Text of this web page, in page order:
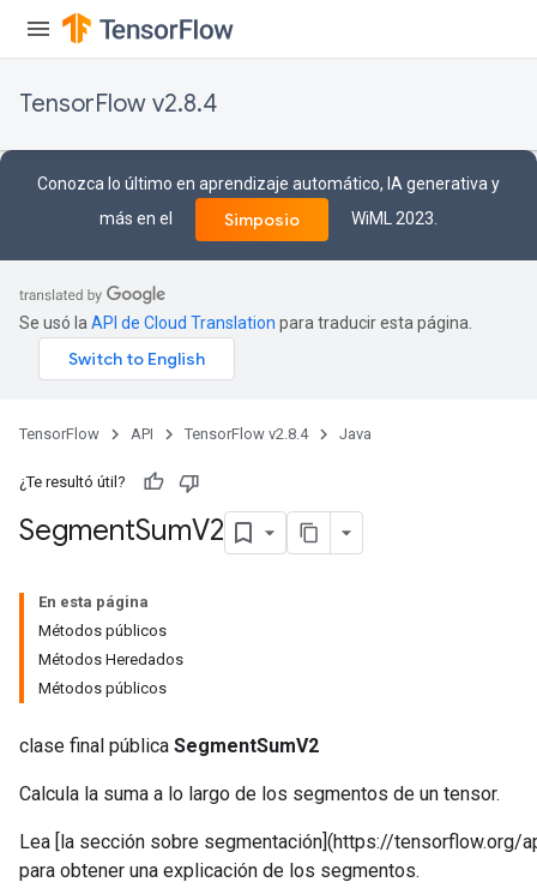
TensorFlow v2.8.4
Conozca lo último en aprendizaje automático, IA generativa y
más en el
Simposio WiML 2023.
Se usó la API de Cloud Translation para traducir esta página.
TensorFlow API TensorFlow v2.8.4 Java
¿Te resultó útil?
SegmentSumV2
En esta página
Métodos públicos
Métodos Heredados
Métodos públicos
clase final pública SegmentSumV2
Calcula la suma a lo largo de los segmentos de un tensor.
Lea [la sección sobre segmentación](https://
para obtener una explicación de los segmentos.